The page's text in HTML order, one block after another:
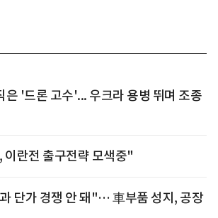
은 '드론 고수'... 우크라 용병 뛰며 조종
이란전 출구전략 모색중"
단가 경쟁 안 돼"… 車부품 성지, 공장